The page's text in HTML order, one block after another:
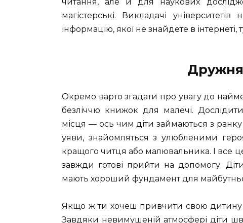
магістерські. Викладачі
інформацію, якої не знайдете в інтернеті,
Дружня
Окремо варто згадати про увагу до
безліччю книжок для малечі.
місця — ось чим діти займаються з
уяви, знайомляться з улюбленими
кращого читця або малювальника. І все
завжди готові прийти на допомогу.
мають хороший фундамент для
Якщо ж ти хочеш привчити свою дитину
Завдяки невимушеній атмосфері діти